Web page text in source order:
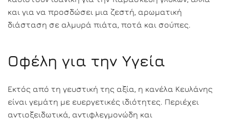
και για να προσδώσει μια ζεστή, αρωματική
διάσταση σε αλμυρά πιάτα, ποτά και σούπες.
Οφέλη για την Υγεία
Εκτός από τη γευστική της αξία, η κανέλα Κευλάνης
είναι γεμάτη με ευεργετικές ιδιότητες. Περιέχει
αντιοξειδωτικά, αντιφλεγμονώδη και